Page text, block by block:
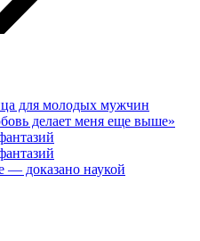
для молодых мужчин
делает меня еще выше»
— доказано наукой